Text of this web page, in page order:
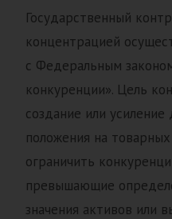
Государственный
концентрацией
с Федеральным
конкуренции». Цель
создание или
положения на
ограничить
превышающие
значения активов или